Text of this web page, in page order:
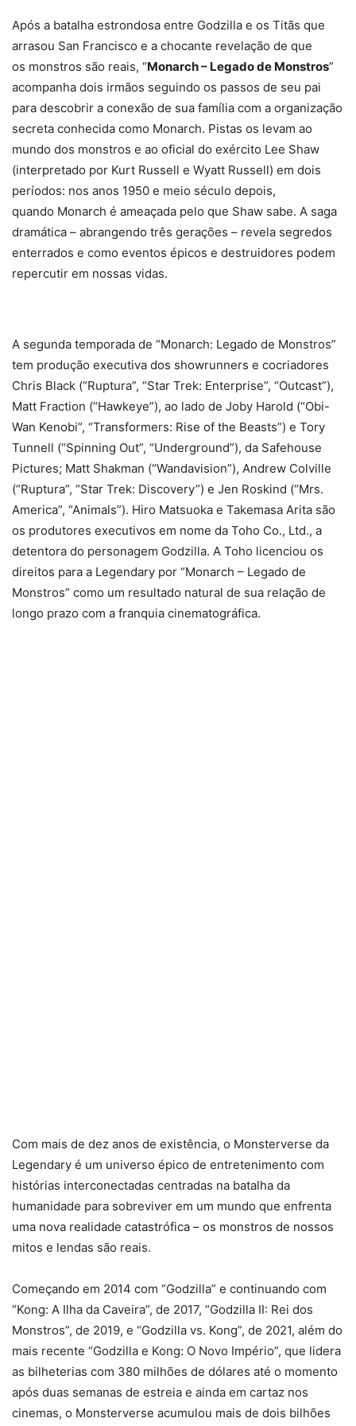
Após a batalha estrondosa entre Godzilla e os Titãs que
arrasou San Francisco e a chocante revelação de que
os monstros são reais, “Monarch – Legado de Monstros”
acompanha dois irmãos seguindo os passos de seu pai
para descobrir a conexão de sua família com a organização
secreta conhecida como Monarch. Pistas os levam ao
mundo dos monstros e ao oficial do exército Lee Shaw
(interpretado por Kurt Russell e Wyatt Russell) em dois
períodos: nos anos 1950 e meio século depois,
quando Monarch é ameaçada pelo que Shaw sabe. A saga
dramática – abrangendo três gerações – revela segredos
enterrados e como eventos épicos e destruidores podem
repercutir em nossas vidas.
A segunda temporada de “Monarch: Legado de Monstros”
tem produção executiva dos showrunners e cocriadores
Chris Black (“Ruptura”, “Star Trek: Enterprise”, “Outcast”),
Matt Fraction (“Hawkeye”), ao lado de Joby Harold (“Obi-
Wan Kenobi”, “Transformers: Rise of the Beasts”) e Tory
Tunnell (“Spinning Out”, “Underground”), da Safehouse
Pictures; Matt Shakman (“Wandavision”), Andrew Colville
(“Ruptura”, “Star Trek: Discovery”) e Jen Roskind (“Mrs.
America”, “Animals”). Hiro Matsuoka e Takemasa Arita são
os produtores executivos em nome da Toho Co., Ltd., a
detentora do personagem Godzilla. A Toho licenciou os
direitos para a Legendary por “Monarch – Legado de
Monstros” como um resultado natural de sua relação de
longo prazo com a franquia cinematográfica.
Com mais de dez anos de existência, o Monsterverse da
Legendary é um universo épico de entretenimento com
histórias interconectadas centradas na batalha da
humanidade para sobreviver em um mundo que enfrenta
uma nova realidade catastrófica – os monstros de nossos
mitos e lendas são reais.
Começando em 2014 com “Godzilla” e continuando com
“Kong: A Ilha da Caveira”, de 2017, “Godzilla II: Rei dos
Monstros”, de 2019, e “Godzilla vs. Kong”, de 2021, além do
mais recente “Godzilla e Kong: O Novo Império”, que lidera
as bilheterias com 380 milhões de dólares até o momento
após duas semanas de estreia e ainda em cartaz nos
cinemas, o Monsterverse acumulou mais de dois bilhões